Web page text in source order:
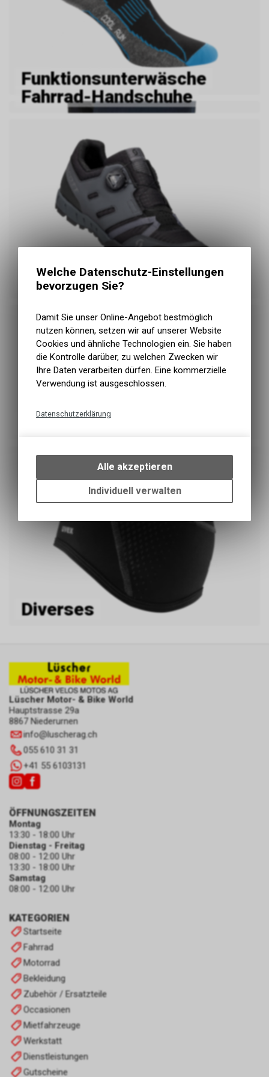
Funktionsunterwäsche
Fahrrad-Handschuhe
Fahrrad-Schuhe
Schuhüberzüge
Diverses
Lüscher Motor- & Bike World
Hauptstrasse 29a
8867 Niederurnen
info@luscherag.ch
055 610 31 31
+41 55 6103131
KATEGORIEN
Startseite
Fahrrad
Motorrad
Bekleidung
Zubehör / Ersatzteile
Occasionen
Mietfahrzeuge
Werkstatt
Dienstleistungen
Gutscheine
ÖFFNUNGSZEITEN
Montag
13:30 - 18:00 Uhr
Dienstag - Freitag
08:00 - 12:00 Uhr
13:30 - 18:00 Uhr
Samstag
08:00 - 12:00 Uhr
Welche Datenschutz-Einstellungen
bevorzugen Sie?
Damit Sie unser Online-Angebot bestmöglich
nutzen können, setzen wir auf unserer Website
Cookies und ähnliche Technologien ein. Sie haben
die Kontrolle darüber, zu welchen Zwecken wir
Ihre Daten verarbeiten dürfen. Eine kommerzielle
Verwendung ist ausgeschlossen.
Datenschutzerklärung
bestimmte Interaktionen und
Einstellungen auf Ihrem Gerät,
um die grundlegenden
Funktionen unseres Online-
keinerlei Rückschlüsse auf Ihre
persönlichen Informationen
zulassen.
Alle akzeptieren
Individuell verwalten